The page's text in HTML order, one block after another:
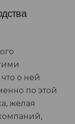
о ней
по этой
желая